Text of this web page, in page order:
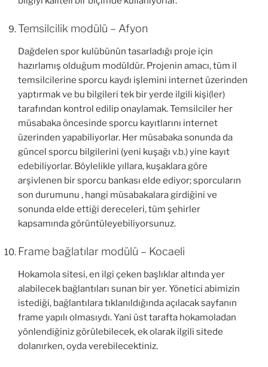
Temsilcilik modülü – Afyon
Dağdelen spor kulübünün tasarladığı proje için
hazırlamış olduğum modüldür. Projenin amacı, tüm il
temsilcilerine sporcu kaydı işlemini internet üzerinden
yaptırmak ve bu bilgileri tek bir yerde ilgili kişi(ler)
tarafından kontrol edilip onaylamak. Temsilciler her
müsabaka öncesinde sporcu kayıtlarını internet
üzerinden yapabiliyorlar. Her müsabaka sonunda da
güncel sporcu bilgilerini (yeni kuşağı v.b.) yine kayıt
edebiliyorlar. Böylelikle yıllara, kuşaklara göre
arşivlenen bir sporcu bankası elde ediyor; sporcuların
son durumunu , hangi müsabakalara girdiğini ve
sonunda elde ettiği dereceleri, tüm şehirler
kapsamında görüntüleyebiliyorsunuz.
Frame bağlatılar modülü – Kocaeli
Hokamola sitesi, en ilgi çeken başlıklar altında yer
alabilecek bağlantıları sunan bir yer. Yönetici abimizin
istediği, bağlantılara tıklanıldığında açılacak sayfanın
frame yapılı olmasıydı. Yani üst tarafta hokamoladan
yönlendiğiniz görülebilecek, ek olarak ilgili sitede
dolanırken, oyda verebilecektiniz.